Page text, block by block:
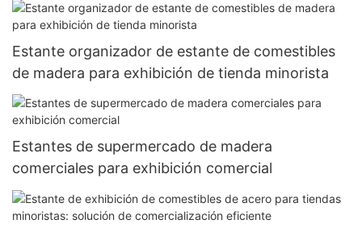
Estante organizador de estante de comestibles
de madera para exhibición de tienda minorista
Estantes de supermercado de madera
comerciales para exhibición comercial